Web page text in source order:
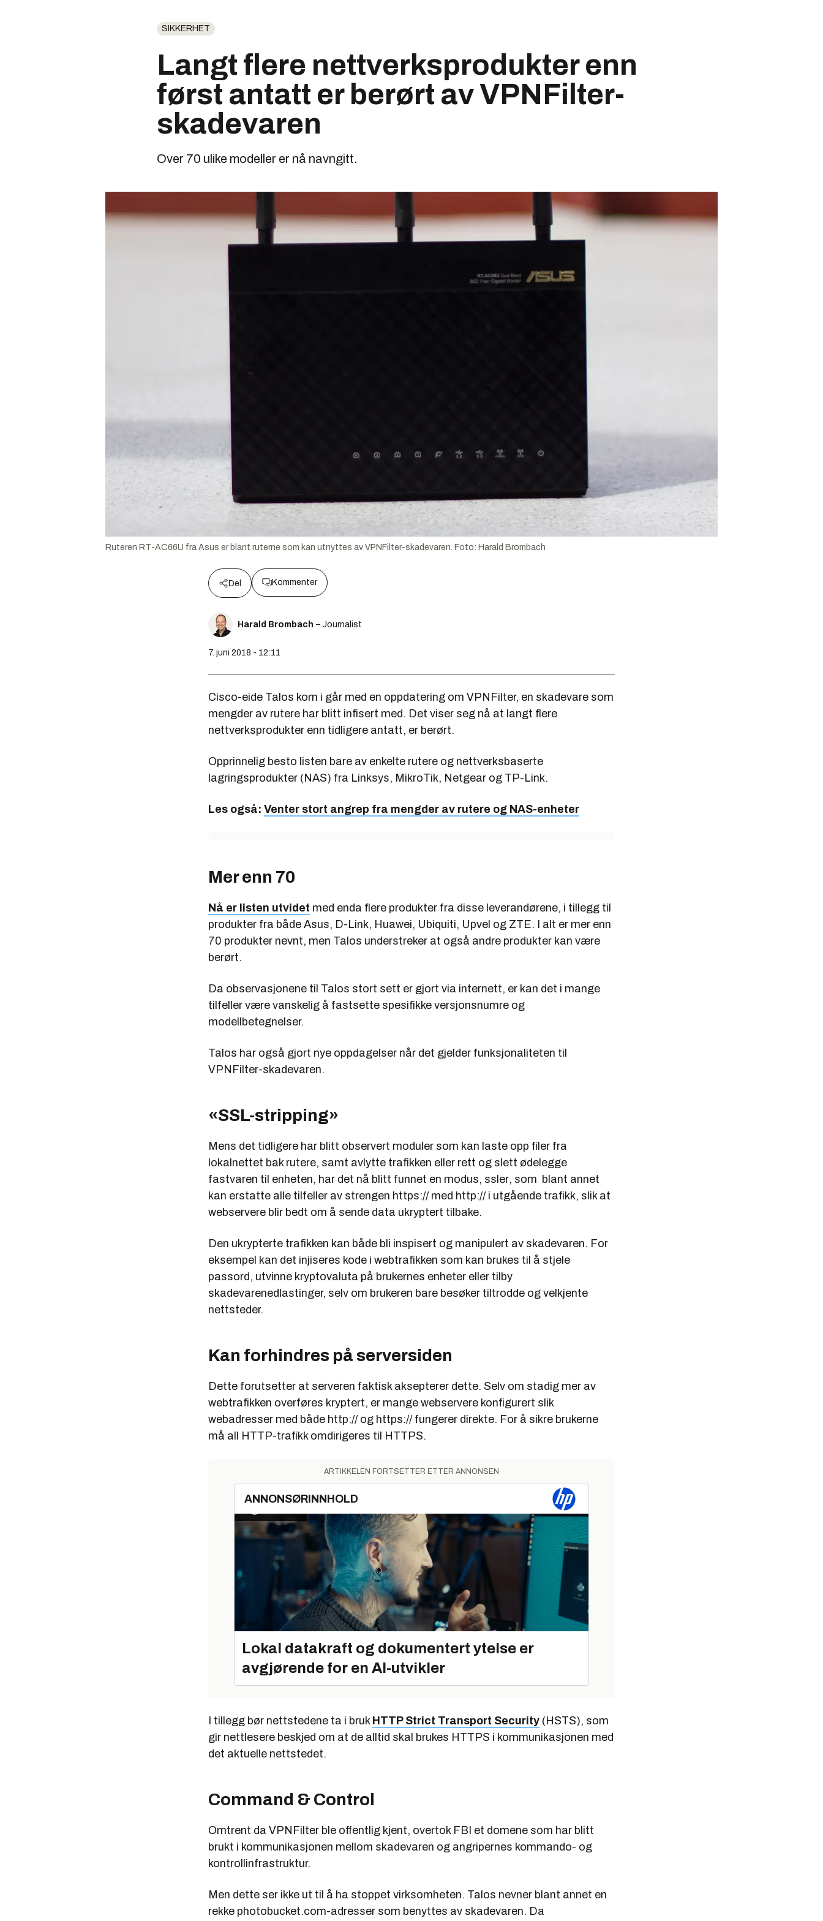
SIKKERHET
Langt flere nettverksprodukter enn
først antatt er berørt av VPNFilter-
skadevaren
Over 70 ulike modeller er nå navngitt.
Ruteren RT-AC66U fra Asus er blant ruterne som kan utnyttes av VPNFilter-skadevaren. Foto: Harald Brombach
Del Kommenter
Harald Brombach – Journalist
7. juni 2018 - 12:11
Cisco-eide Talos kom i går med en oppdatering om VPNFilter, en skadevare som
mengder av rutere har blitt infisert med. Det viser seg nå at langt flere
nettverksprodukter enn tidligere antatt, er berørt.
Opprinnelig besto listen bare av enkelte rutere og nettverksbaserte
lagringsprodukter (NAS) fra Linksys, MikroTik, Netgear og TP-Link.
Les også: Venter stort angrep fra mengder av rutere og NAS-enheter
Mer enn 70
Nå er listen utvidet med enda flere produkter fra disse leverandørene, i tillegg til
produkter fra både Asus, D-Link, Huawei, Ubiquiti, Upvel og ZTE. I alt er mer enn
70 produkter nevnt, men Talos understreker at også andre produkter kan være
berørt.
Da observasjonene til Talos stort sett er gjort via internett, er kan det i mange
tilfeller være vanskelig å fastsette spesifikke versjonsnumre og
modellbetegnelser.
Talos har også gjort nye oppdagelser når det gjelder funksjonaliteten til
VPNFilter-skadevaren.
«SSL-stripping»
Mens det tidligere har blitt observert moduler som kan laste opp filer fra
lokalnettet bak rutere, samt avlytte trafikken eller rett og slett ødelegge
fastvaren til enheten, har det nå blitt funnet en modus, ssler, som blant annet
kan erstatte alle tilfeller av strengen https:// med http:// i utgående trafikk, slik at
webservere blir bedt om å sende data ukryptert tilbake.
Den ukrypterte trafikken kan både bli inspisert og manipulert av skadevaren. For
eksempel kan det injiseres kode i webtrafikken som kan brukes til å stjele
passord, utvinne kryptovaluta på brukernes enheter eller tilby
skadevarenedlastinger, selv om brukeren bare besøker tiltrodde og velkjente
nettsteder.
Kan forhindres på serversiden
Dette forutsetter at serveren faktisk aksepterer dette. Selv om stadig mer av
webtrafikken overføres kryptert, er mange webservere konfigurert slik
webadresser med både http:// og https:// fungerer direkte. For å sikre brukerne
må all HTTP-trafikk omdirigeres til HTTPS.
ARTIKKELEN FORTSETTER ETTER ANNONSEN
ANNONSØRINNHOLD
Lokal datakraft og dokumentert ytelse er
avgjørende for en AI-utvikler
I tillegg bør nettstedene ta i bruk HTTP Strict Transport Security (HSTS), som
gir nettlesere beskjed om at de alltid skal brukes HTTPS i kommunikasjonen med
det aktuelle nettstedet.
Command & Control
Omtrent da VPNFilter ble offentlig kjent, overtok FBI et domene som har blitt
brukt i kommunikasjonen mellom skadevaren og angripernes kommando- og
kontrollinfrastruktur.
Men dette ser ikke ut til å ha stoppet virksomheten. Talos nevner blant annet en
rekke photobucket.com-adresser som benyttes av skadevaren. Da